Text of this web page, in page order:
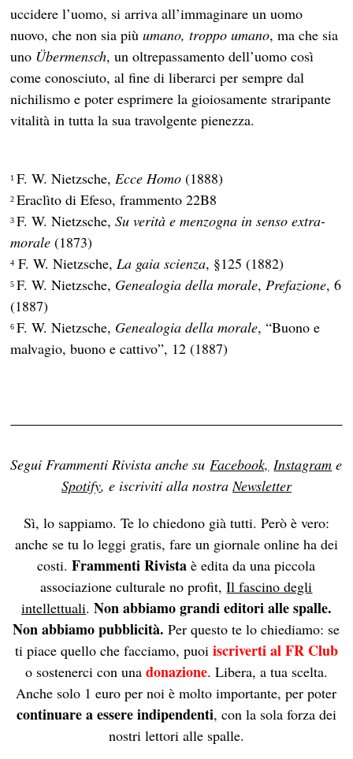
uccidere l’uomo, si arriva all’immaginare un uomo
nuovo, che non sia piùumano, troppo umano, ma che sia
uno Übermensch, un oltrepassamento dell’uomo così
come conosciuto, al fine di liberarci per sempre dal
nichilismo e poter esprimere la gioiosamente straripante
vitalità in tutta la sua travolgente pienezza.
1 F. W. Nietzsche, Ecce Homo (1888)
2Eraclìto di Efeso, frammento 22B8
3 F. W. Nietzsche,Su verità e menzogna in senso extra-
morale (1873)
4 F. W. Nietzsche,La gaia scienza, §125 (1882)
5 F. W. Nietzsche, Genealogia della morale,Prefazione, 6
(1887)
6F. W. Nietzsche, Genealogia della morale, “Buono e
malvagio, buono e cattivo”, 12 (1887)
Segui Frammenti Rivista anche suFacebook, Instagram e
Spotify, e iscriviti alla nostraNewsletter
Sì, lo sappiamo. Te lo chiedono già tutti. Però è vero:
anche se tu lo leggi gratis, fare un giornale online ha dei
costi.Frammenti Rivistaè edita da una piccola
associazione culturale no profit,Il fascino degli
intellettuali. Non abbiamo grandi editori alle spalle.
Non abbiamo pubblicità. Per questo te lo chiediamo: se
ti piace quello che facciamo, puoi iscriverti al FR Club
o sostenerci con una donazione. Libera, a tua scelta.
Anche solo 1 euro per noi è molto importante, per poter
continuare a essere indipendenti, con la sola forza dei
nostri lettori alle spalle.